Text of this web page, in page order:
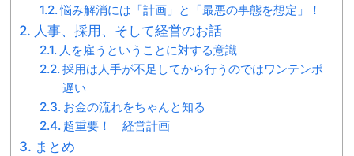
悩み解消には「計画」と「最悪の事態を想定」！
人事、採用、そして経営のお話
人を雇うということに対する意識
採用は人手が不足してから行うのではワンテンポ
遅い
お金の流れをちゃんと知る
超重要！ 経営計画
まとめ